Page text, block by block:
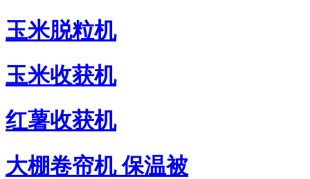
玉米脱粒机
玉米收获机
红薯收获机
大棚卷帘机 保温被